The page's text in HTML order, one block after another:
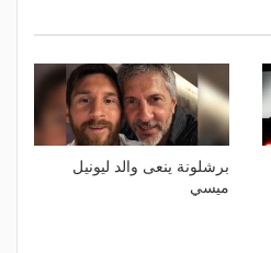
برشلونة ينعى والد ليونيل
ميسي